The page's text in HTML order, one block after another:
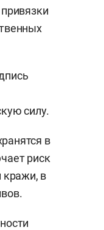
силу.
в
риск
кражи, в